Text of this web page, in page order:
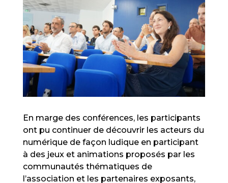
En marge des conférences, les participants
ont pu continuer de découvrir les acteurs du
numérique de façon ludique en participant
à des jeux et animations proposés par les
communautés thématiques de
l’association et les partenaires exposants,